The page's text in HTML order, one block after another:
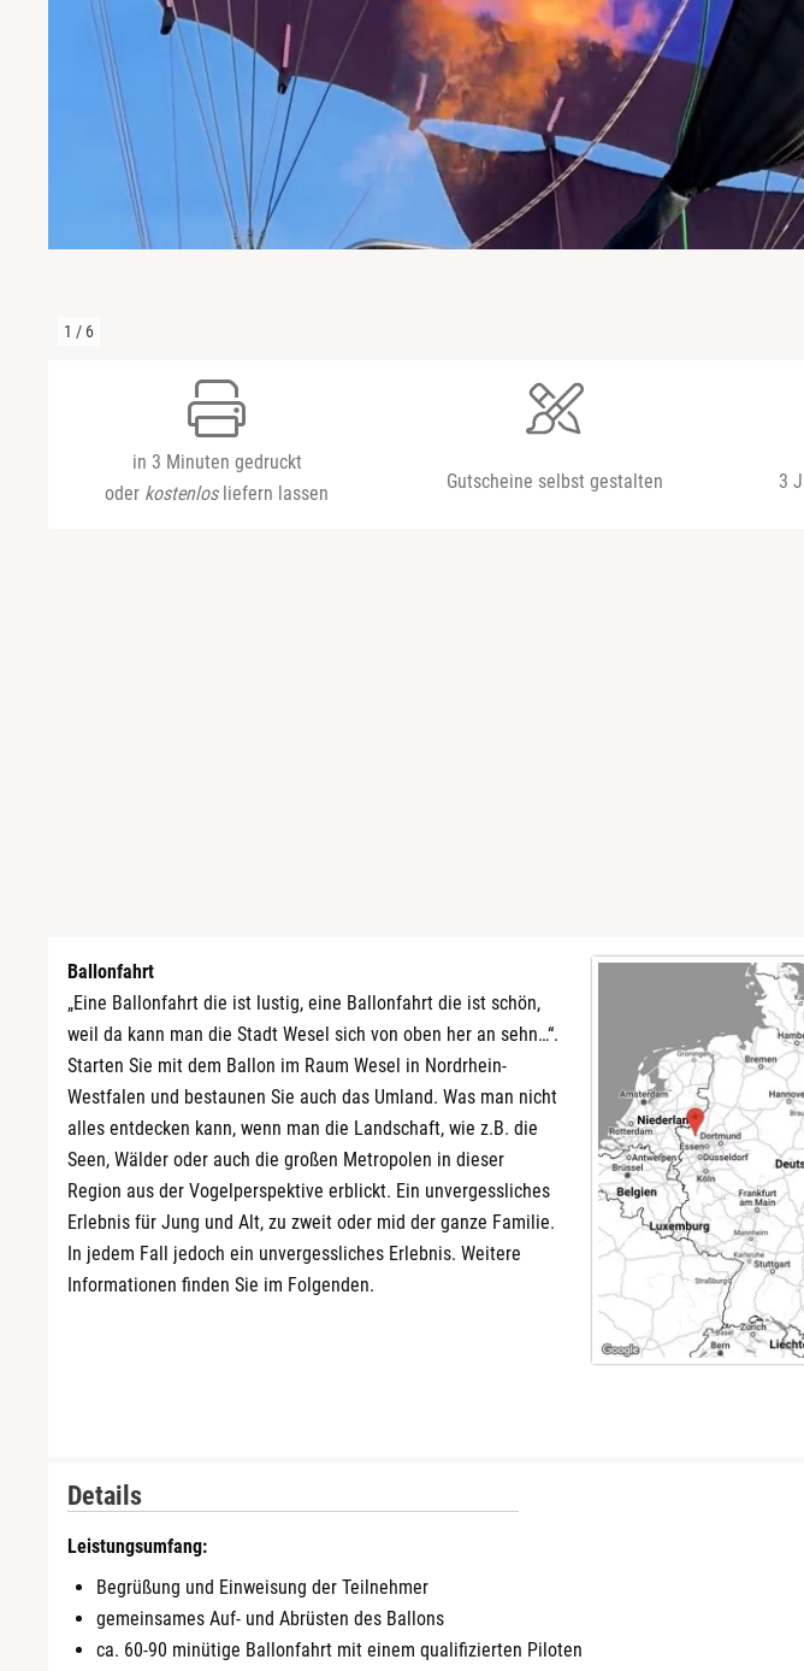
1 / 6
in 3 Minuten gedruckt
oder kostenlosliefern lassen
Gutscheine selbst gestalten 3
Ballonfahrt
„Eine Ballonfahrt die ist lustig, eine Ballonfahrt die ist schön,
weil da kann man die Stadt Wesel sich von oben her an sehn…“.
Starten Sie mit dem Ballon im Raum Wesel in Nordrhein-
Westfalen und bestaunen Sie auch das Umland. Was man nicht
alles entdecken kann, wenn man die Landschaft, wie z.B. die
Seen, Wälder oder auch die großen Metropolen in dieser
Region aus der Vogelperspektive erblickt. Ein unvergessliches
Erlebnis für Jung und Alt, zu zweit oder mid der ganze Familie.
In jedem Fall jedoch ein unvergessliches Erlebnis. Weitere
Informationen finden Sie im Folgenden.
Details
Leistungsumfang:
Begrüßung und Einweisung der Teilnehmer
gemeinsames Auf- und Abrüsten des Ballons
ca. 60-90 minütige Ballonfahrt mit einem qualifizierten Piloten
Niedersachsen
Rheinland-Pfalz
Mecklenburgische Seenplatte